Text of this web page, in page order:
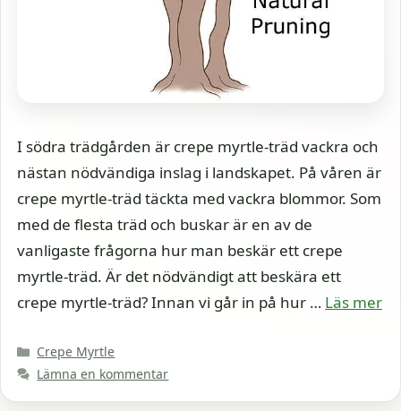
I södra trädgården är crepe myrtle-träd vackra och
nästan nödvändiga inslag i landskapet. På våren är
crepe myrtle-träd täckta med vackra blommor. Som
med de flesta träd och buskar är en av de
vanligaste frågorna hur man beskär ett crepe
myrtle-träd. Är det nödvändigt att beskära ett
crepe myrtle-träd? Innan vi går in på hur … Läs mer
Kategorier
Crepe Myrtle
Lämna en kommentar